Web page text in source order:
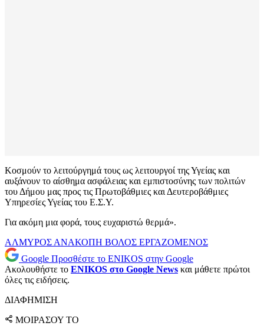
Κοσμούν το λειτούργημά τους ως λειτουργοί της Υγείας και
αυξάνουν το αίσθημα ασφάλειας και εμπιστοσύνης των πολιτών
του Δήμου μας προς τις Πρωτοβάθμιες και Δευτεροβάθμιες
Υπηρεσίες Υγείας του Ε.Σ.Υ.
Για ακόμη μια φορά, τους ευχαριστώ θερμά».
ΑΛΜΥΡΟΣ ΑΝΑΚΟΠΗ ΒΟΛΟΣ ΕΡΓΑΖΟΜΕΝΟΣ
Google Προσθέστε το ENIKOS στην Google
Ακολουθήστε το ENIKOS στο Google News και μάθετε πρώτοι
όλες τις ειδήσεις.
ΔΙΑΦΗΜΙΣΗ
ΜΟΙΡΑΣΟΥ ΤΟ